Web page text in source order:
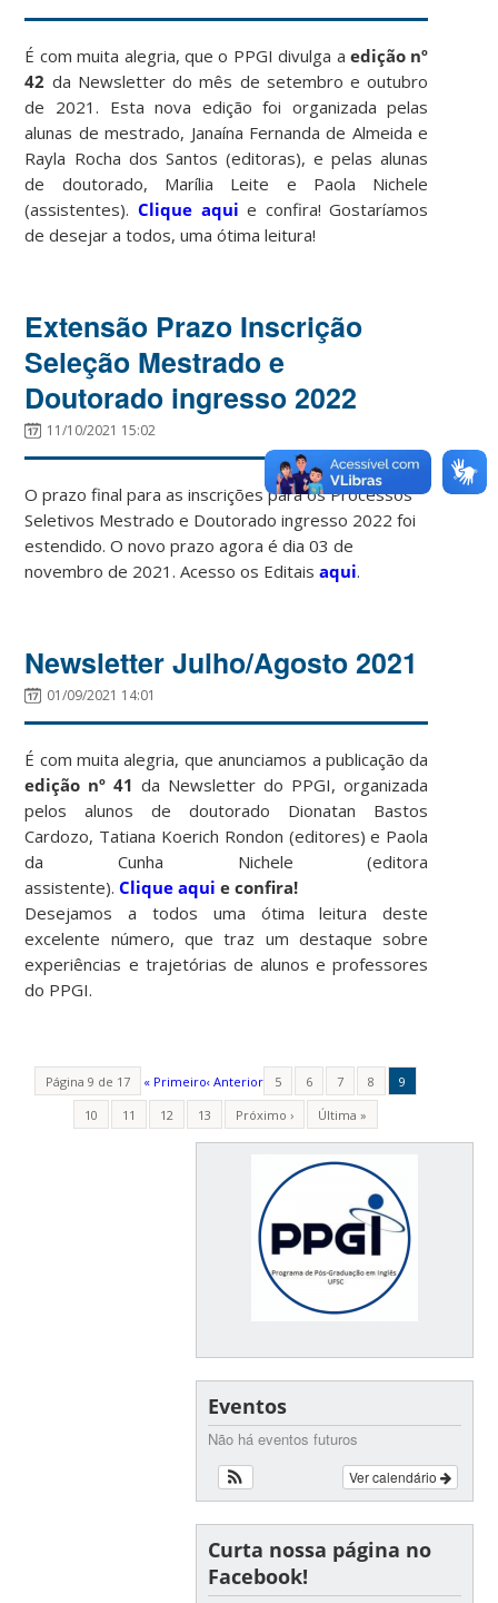
É com muita alegria, que o PPGI divulga a edição nº
42 da Newsletter do mês de setembro e outubro
de 2021. Esta nova edição foi organizada pelas
alunas de mestrado, Janaína Fernanda de Almeida e
Rayla Rocha dos Santos (editoras), e pelas alunas
de doutorado, Marília Leite e Paola Nichele
(assistentes). Clique aqui e confira! Gostaríamos
de desejar a todos, uma ótima leitura!
Extensão Prazo Inscrição
Seleção Mestrado e
Doutorado ingresso 2022
11/10/2021 15:02
O prazo final para as inscrições para os Processos
Seletivos Mestrado e Doutorado ingresso 2022 foi
estendido. O novo prazo agora é dia 03 de
novembro de 2021. Acesso os Editaisaqui.
Newsletter Julho/Agosto 2021
01/09/2021 14:01
É com muita alegria, que anunciamos a publicação da
edição nº 41 da Newsletter do PPGI, organizada
pelos alunos de doutorado Dionatan Bastos
Cardozo, Tatiana Koerich Rondon (editores) e Paola
da Cunha Nichele (editora
assistente).Clique aqui e confira!
Desejamos a todos uma ótima leitura deste
excelente número, que traz um destaque sobre
experiências e trajetórias de alunos e professores
do PPGI.
Página 9 de 17 « Primeiro‹ Anterior 5 6 7 8
9
10
11 12 13 Próximo › Última »
Eventos
Não há eventos futuros
Ver calendário
Curta nossa página no
Facebook!